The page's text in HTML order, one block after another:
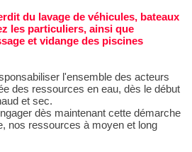
du lavage de véhicules, bateaux
les particuliers, ainsi que
et vidange des piscines
l'ensemble des acteurs
des ressources en eau, dès le début
et sec.
dès maintenant cette démarche
nos ressources à moyen et long